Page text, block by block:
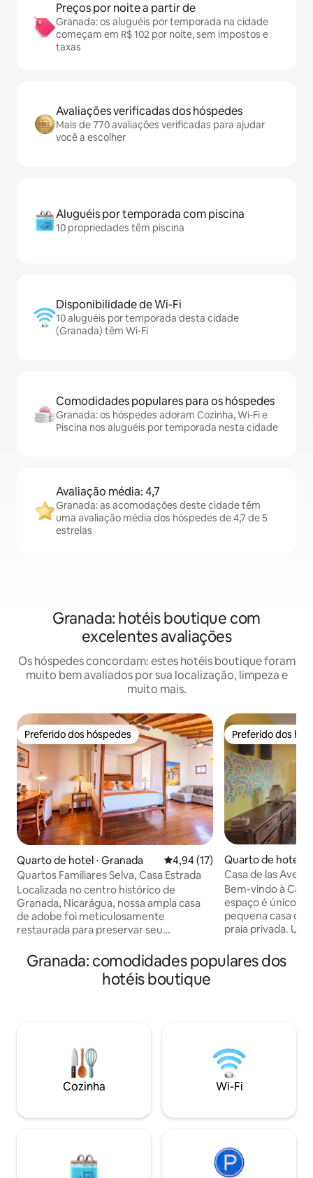
Preços por noite a partir de
Granada: os aluguéis por temporada na cidade
começam em R$ 102 por noite, sem impostos e
taxas
Avaliações verificadas dos hóspedes
Mais de 770 avaliações verificadas para ajudar
você a escolher
Aluguéis por temporada com piscina
10 propriedades têm piscina
Disponibilidade de Wi-Fi
10 aluguéis por temporada desta cidade
(Granada) têm Wi-Fi
Comodidades populares para os hóspedes
Granada: os hóspedes adoram Cozinha, Wi-Fi e
Piscina nos aluguéis por temporada nesta cidade
Avaliação média: 4,7
Granada: as acomodações deste cidade têm
uma avaliação média dos hóspedes de 4,7 de 5
estrelas
Granada: hotéis boutique com
excelentes avaliações
Os hóspedes concordam: estes hotéis boutique foram
muito bem avaliados por sua localização, limpeza e
muito mais.
Preferido dos hóspedes
Preferido dos hóspedes
Quarto de hotel ⋅ Granada 4,94 de uma avaliação média
4,94 (17)
Quartos Familiares Selva, Casa Estrada
Localizada no centro histórico de
Granada, Nicarágua, nossa ampla casa
de adobe foi meticulosamente
restaurada para preservar seu
Familiares Selva se juntando ao Motmot
(Suíte Júnior) e Gecko (Conforto), são
ótimos para famílias de até 4 pessoas,
varanda com vista para o pátio central
do Hotel. O quarto Comfort goza de
uma cama tamanho Queen.
Preferido dos
Preferido dos
Quarto de hotel ⋅
oon
Casa de las
com cama king
Bem-vindo à
espaço é único
pequena casa de
praia privada.
repletas de
borboletas. Os
sem o famoso
dos nossos pátios
laguna.
Granada: comodidades populares dos
hotéis boutique
Cozinha Wi-Fi